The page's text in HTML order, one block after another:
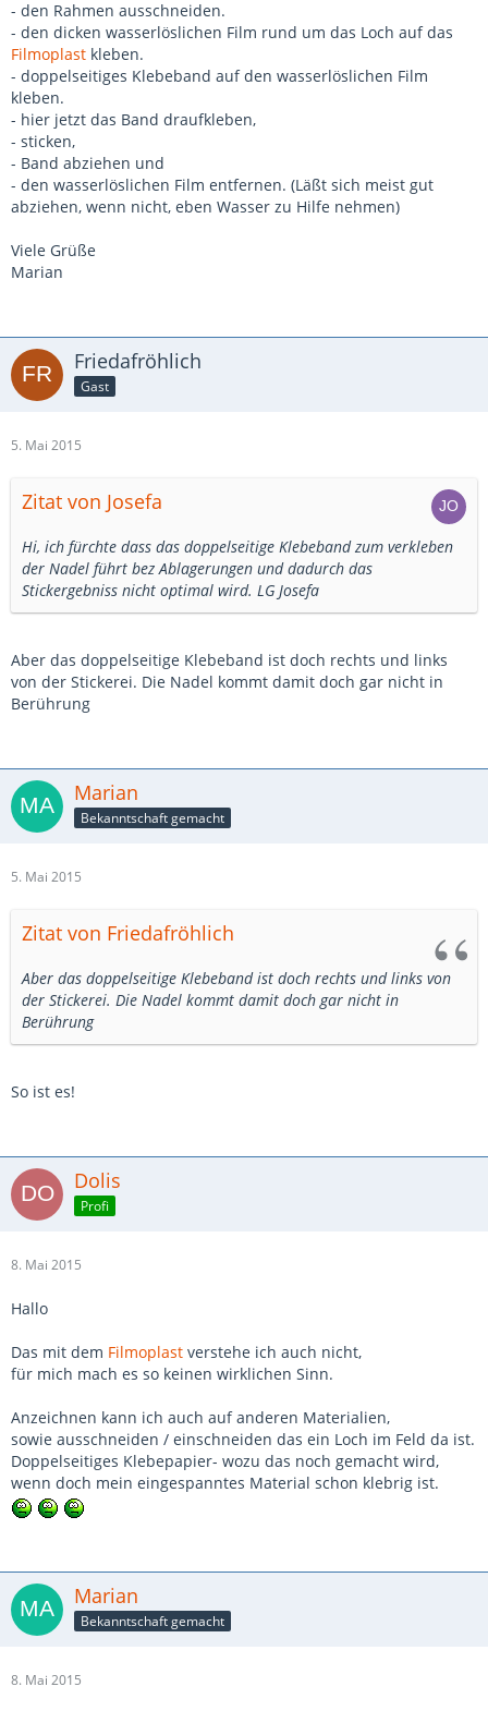
- den Rahmen ausschneiden.
- den dicken wasserlöslichen Film rund um das Loch auf das
Filmoplast kleben.
- doppelseitiges Klebeband auf den wasserlöslichen Film
kleben.
- hier jetzt das Band draufkleben,
- sticken,
- Band abziehen und
- den wasserlöslichen Film entfernen. (Läßt sich meist gut
abziehen, wenn nicht, eben Wasser zu Hilfe nehmen)
Viele Grüße
Marian
Friedafröhlich
Gast
5. Mai 2015
Zitat von Josefa
Hi, ich fürchte dass das doppelseitige Klebeband zum verkleben
der Nadel führt bez Ablagerungen und dadurch das
Stickergebniss nicht optimal wird. LG Josefa
Aber das doppelseitige Klebeband ist doch rechts und links
von der Stickerei. Die Nadel kommt damit doch gar nicht in
Berührung
Marian
Bekanntschaft gemacht
5. Mai 2015
Zitat von Friedafröhlich
Aber das doppelseitige Klebeband ist doch rechts und links von
der Stickerei. Die Nadel kommt damit doch gar nicht in
Berührung
So ist es!
Dolis
Profi
8. Mai 2015
Hallo
Das mit dem Filmoplast verstehe ich auch nicht,
für mich mach es so keinen wirklichen Sinn.
Anzeichnen kann ich auch auf anderen Materialien,
sowie ausschneiden / einschneiden das ein Loch im Feld da ist.
Doppelseitiges Klebepapier- wozu das noch gemacht wird,
wenn doch mein eingespanntes Material schon klebrig ist.
Marian
Bekanntschaft gemacht
8. Mai 2015